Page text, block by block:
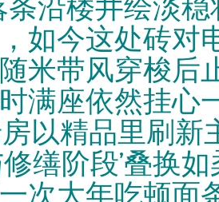
如今这处砖对
米带风穿梭后
满座依然挂心
以精品里刷新
缮阶段’叠换
次大年吃顿面